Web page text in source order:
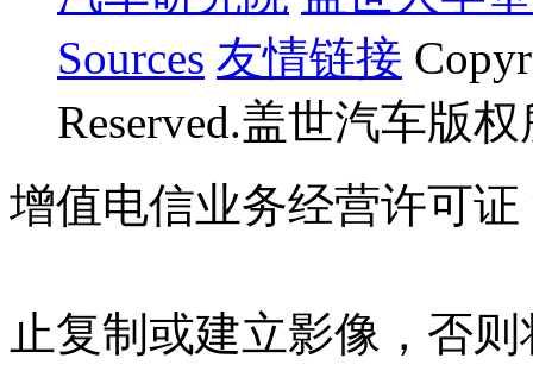
Sources 友情链接
Reserved.盖世汽车版
增值电信业务经营许可证
止复制或建立影像，否